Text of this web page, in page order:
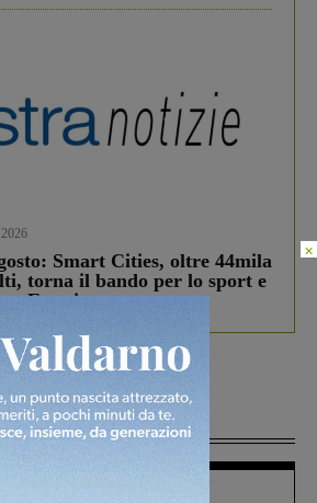
Smart Cities, oltre 44mila
torna il bando per lo sport e
Estrair
×